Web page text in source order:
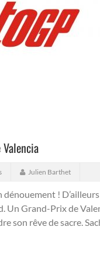
Julien Barthet
!
Un Grand-Prix de
son rêve de sacre.